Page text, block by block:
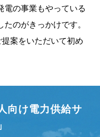
電の事業もやっている
のがきっかけです。
案をいただいて初め
向け電力供給サ